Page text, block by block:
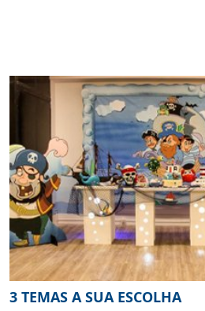
3 TEMAS A SUA ESCOLHA